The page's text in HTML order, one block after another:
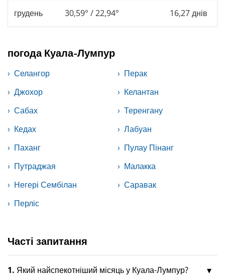
грудень 30,59° / 22,94° 16,27 днів
погода Куала-Лумпур
Селангор
Перак
Джохор
Келантан
Сабах
Теренгану
Кедах
Лабуан
Паханг
Пулау Пінанг
Путраджая
Малакка
Негері Сембілан
Саравак
Перліс
Часті запитання
1. Який найспекотніший місяць у Куала-Лумпур?